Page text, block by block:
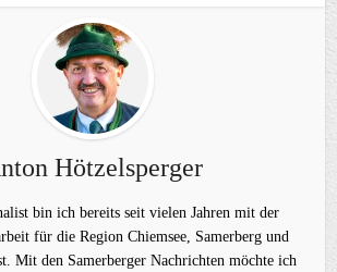
Hötzelsperger
bin ich bereits seit vielen Jahren mit der
für die Region Chiemsee, Samerberg und
Mit den Samerberger Nachrichten möchte ich